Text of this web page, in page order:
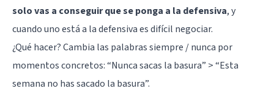
solo vas a conseguir que se ponga a la defensiva, y
cuando uno está a la defensiva es difícil negociar.
¿Qué hacer? Cambia las palabras siempre / nunca por
momentos concretos: “Nunca sacas la basura” > “Esta
semana no has sacado la basura”.